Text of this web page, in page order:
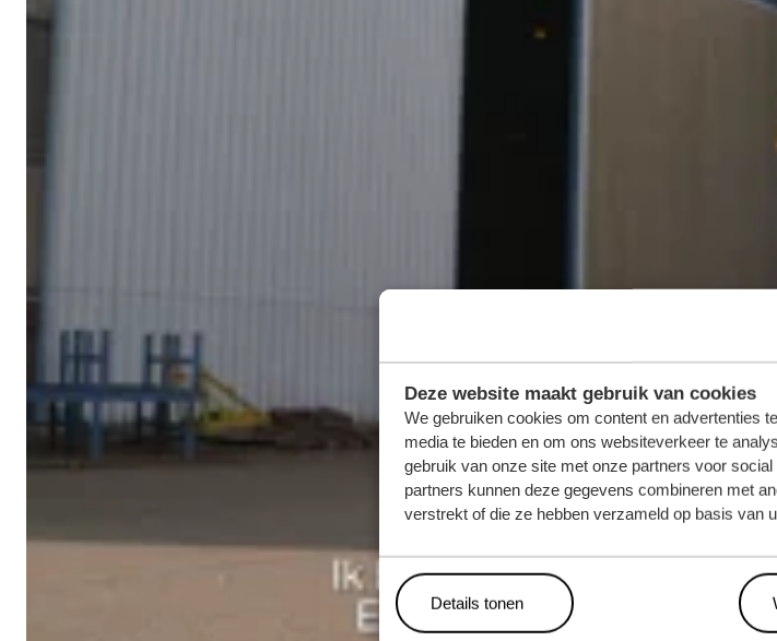
Deze website maakt gebruik van cookies
We gebruiken cookies om content en advertenties
media te bieden en om ons websiteverkeer te
gebruik van onze site met onze partners voor
partners kunnen deze gegevens combineren met
verstrekt of die ze hebben verzameld op basis van
Details tonen